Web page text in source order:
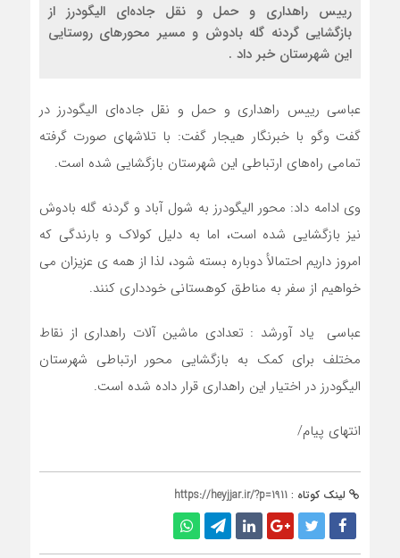
رییس راهداری و حمل و نقل جاده‌ای الیگودرز از
بازگشایی گردنه گله بادوش و مسیر محورهای روستایی
این شهرستان خبر داد .
عباسی رییس راهداری و حمل و نقل جاده‌ای الیگودرز در
گفت وگو با خبرنگار هیجار گفت: با تلاشهای صورت گرفته
تمامی راه‌های ارتباطی این شهرستان بازگشایی شده است.
وی ادامه داد: محور الیگودرز به شول آباد و گردنه گله بادوش
نیز بازگشایی شده است، اما به دلیل کولاک و بارندگی که
امروز داریم احتمالأ دوباره بسته شود، لذا از همه ی عزیزان می
خواهیم از سفر به مناطق کوهستانی خودداری کنند.
عباسی یاد آورشد : تعدادی ماشین آلات راهداری از نقاط
مختلف برای کمک به بازگشایی محور ارتباطی شهرستان
الیگودرز در اختیار این راهداری قرار داده شده است.
انتهای پیام/
لینک کوتاه : https://heyjjar.ir/?p=1911